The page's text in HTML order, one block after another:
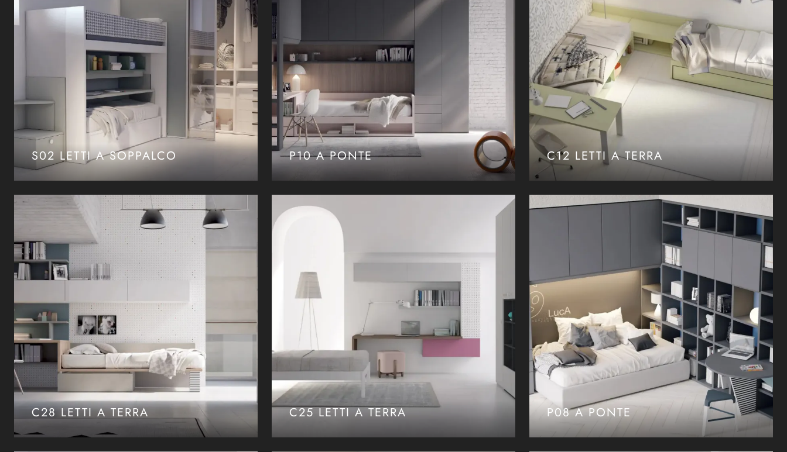
S02 LETTI A SOPPALCO P10 A PONTE C12 LETTI A TERRA
C28 LETTI A TERRA C25 LETTI A TERRA P08 A PONTE